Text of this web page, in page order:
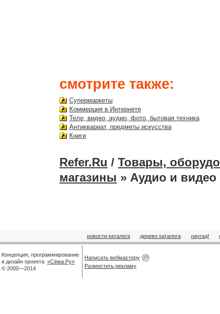
смотрите также:
Супермаркеты
Коммерция в Интернете
Теле, видео, аудио, фото, бытовая техника
Антиквариат, предметы искусства
Книги
Refer.Ru / Товары,
магазины » Аудио и видео
новости каталога дерево каталога наугад!
Концепция, программирование
и дизайн проекта: «Сёма.Ру»
© 2000—2014
Написать вебмастеру
Разместить рекламу